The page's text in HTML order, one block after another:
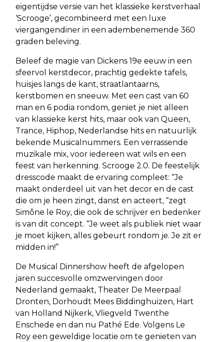
eigentijdse versie van het klassieke kerstverhaal
‘Scrooge’, gecombineerd met een luxe
viergangendiner in een adembenemende 360
graden beleving.
Beleef de magie van Dickens 19e eeuw in een
sfeervol kerstdecor, prachtig gedekte tafels,
huisjes langs de kant, straatlantaarns,
kerstbomen en sneeuw. Met een cast van 60
man en 6 podia rondom, geniet je niet alleen
van klassieke kerst hits, maar ook van Queen,
Trance, Hiphop, Nederlandse hits en natuurlijk
bekende Musicalnummers. Een verrassende
muzikale mix, voor iedereen wat wils en een
feest van herkenning. Scrooge 2.0. De feestelijk
dresscode maakt de ervaring compleet: “Je
maakt onderdeel uit van het decor en de cast
die om je heen zingt, danst en acteert, “zegt
Simône le Roy, die ook de schrijver en bedenker
is van dit concept. “Je weet als publiek niet waar
je moet kijken, alles gebeurt rondom je. Je zit er
midden in!”
De Musical Dinnershow heeft de afgelopen
jaren succesvolle omzwervingen door
Nederland gemaakt, Theater De Meerpaal
Dronten, Dorhoudt Mees Biddinghuizen, Hart
van Holland Nijkerk, Vliegveld Twenthe
Enschede en dan nu Pathé Ede. Volgens Le
Roy een geweldige locatie om te genieten van